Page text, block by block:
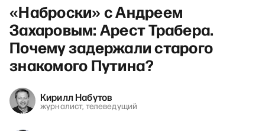
«Наброски» с Андреем
Захаровым: Арест Трабера.
Почему задержали старого
знакомого Путина?
Кирилл Набутов
журналист, телеведущий